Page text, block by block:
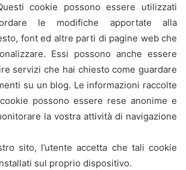
cookie possono essere utilizzati
le modifiche apportate alla
font ed altre parti di pagine web che
Essi possono anche essere
servizi che hai chiesto come guardare
su un blog. Le informazioni raccolte
possono essere rese anonime e
la vostra attività di navigazione
sito, l’utente accetta che tali cookie
sul proprio dispositivo.